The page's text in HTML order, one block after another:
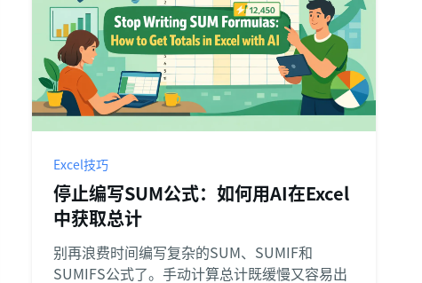
Excel技巧
停止编写SUM公式：如何用AI在Excel
中获取总计
别再浪费时间编写复杂的SUM、SUMIF和
SUMIFS公式了。手动计算总计既缓慢又容易出